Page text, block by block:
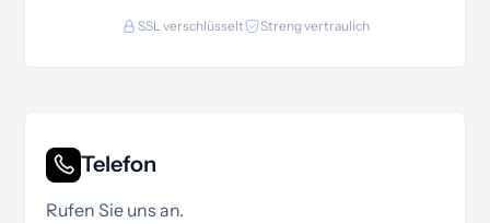
SSL verschlüsselt Streng vertraulich
Telefon
Rufen Sie uns an.